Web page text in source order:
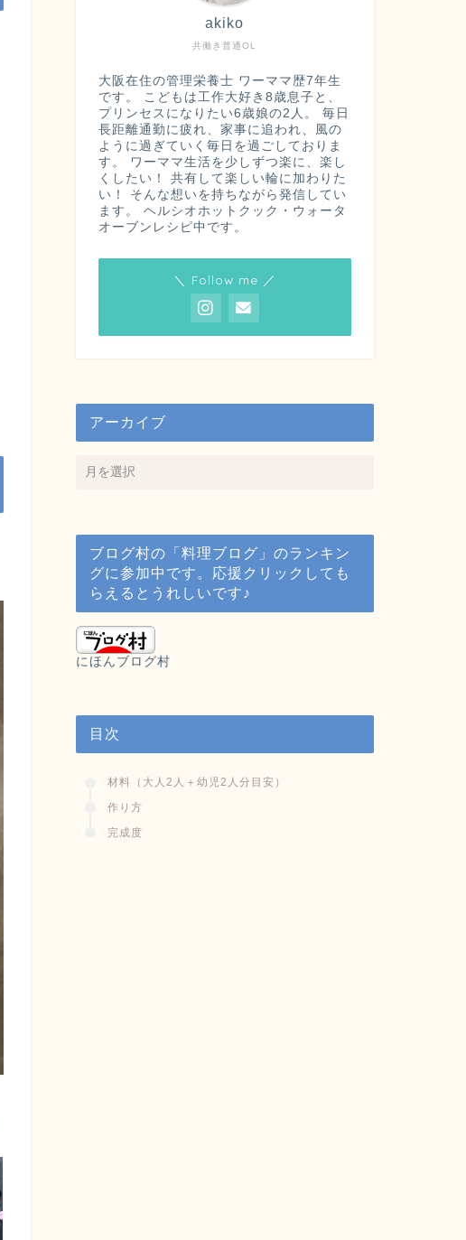
共働き普通OL
akiko
大阪在住の管理栄養士 ワーママ歴7年生
です。 こどもは工作大好き8歳息子と、
プリンセスになりたい6歳娘の2人。 毎日
長距離通勤に疲れ、家事に追われ、風の
ように過ぎていく毎日を過ごしておりま
す。 ワーママ生活を少しずつ楽に、楽し
くしたい！ 共有して楽しい輪に加わりた
い！ そんな想いを持ちながら発信してい
ます。 ヘルシオホットクック・ウォータ
オーブンレシピ中です。
＼ Follow me ／
アーカイブ
ブログ村の「料理ブログ」のランキン
グに参加中です。応援クリックしても
らえるとうれしいです♪
にほんブログ村
目次
材料（大人2人＋幼児2人分目安）
作り方
完成度